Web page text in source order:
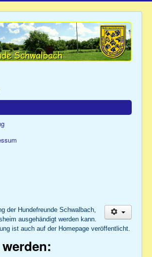
der Hundefreunde Schwalbach,
ausgehändigt werden kann.
ist auch auf der Homepage veröffentlicht.